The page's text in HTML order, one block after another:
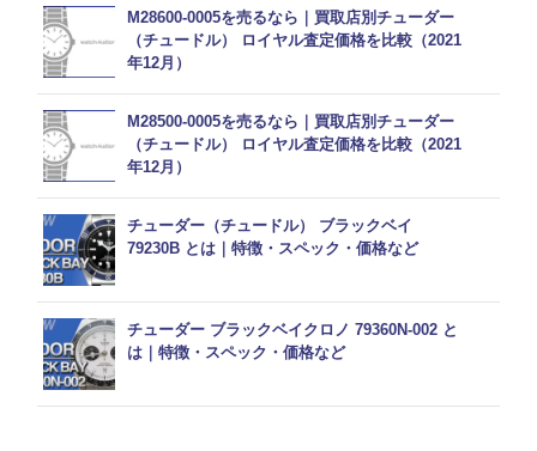
M28600-0005を売るなら｜買取店別チューダー
（チュードル） ロイヤル査定価格を比較（2021
年12月）
M28500-0005を売るなら｜買取店別チューダー
（チュードル） ロイヤル査定価格を比較（2021
年12月）
チューダー（チュードル） ブラックベイ
79230B とは｜特徴・スペック・価格など
チューダー ブラックベイクロノ 79360N-002 と
は｜特徴・スペック・価格など